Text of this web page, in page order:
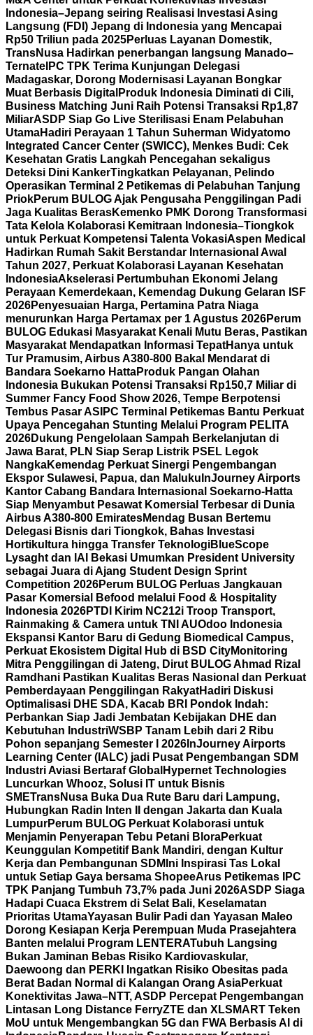
Indonesia–Jepang seiring Realisasi Investasi Asing
Langsung (FDI) Jepang di Indonesia yang Mencapai
Rp50 Triliun pada 2025Perluas Layanan Domestik,
TransNusa Hadirkan penerbangan langsung Manado–
Ternate IPC TPK Terima Kunjungan Delegasi
Madagaskar, Dorong Modernisasi Layanan Bongkar
Muat Berbasis Digital Produk Indonesia Diminati di Cili,
Business Matching Juni Raih Potensi Transaksi Rp1,87
MiliarASDP Siap Go Live Sterilisasi Enam Pelabuhan
UtamaHadiri Perayaan 1 Tahun Suherman Widyatomo
Integrated Cancer Center (SWICC), Menkes Budi: Cek
Kesehatan Gratis Langkah Pencegahan sekaligus
Deteksi Dini KankerTingkatkan Pelayanan, Pelindo
Operasikan Terminal 2 Petikemas di Pelabuhan Tanjung
PriokPerum BULOG Ajak Pengusaha Penggilingan Padi
Jaga Kualitas BerasKemenko PMK Dorong Transformasi
Tata Kelola Kolaborasi Kemitraan Indonesia–Tiongkok
untuk Perkuat Kompetensi Talenta VokasiAspen Medical
Hadirkan Rumah Sakit Berstandar Internasional Awal
Tahun 2027, Perkuat Kolaborasi Layanan Kesehatan
IndonesiaAkselerasi Pertumbuhan Ekonomi Jelang
Perayaan Kemerdekaan, Kemendag Dukung Gelaran ISF
2026Penyesuaian Harga, Pertamina Patra Niaga
menurunkan Harga Pertamax per 1 Agustus 2026Perum
BULOG Edukasi Masyarakat Kenali Mutu Beras, Pastikan
Masyarakat Mendapatkan Informasi TepatHanya untuk
Tur Pramusim, Airbus A380-800 Bakal Mendarat di
Bandara Soekarno HattaProduk Pangan Olahan
Indonesia Bukukan Potensi Transaksi Rp150,7 Miliar di
Summer Fancy Food Show 2026, Tempe Berpotensi
Tembus Pasar AS IPC Terminal Petikemas Bantu Perkuat
Upaya Pencegahan Stunting Melalui Program PELITA
2026Dukung Pengelolaan Sampah Berkelanjutan di
Jawa Barat, PLN Siap Serap Listrik PSEL Legok
NangkaKemendag Perkuat Sinergi Pengembangan
Ekspor Sulawesi, Papua, dan Maluku InJourney Airports
Kantor Cabang Bandara Internasional Soekarno-Hatta
Siap Menyambut Pesawat Komersial Terbesar di Dunia
Airbus A380-800 EmiratesMendag Busan Bertemu
Delegasi Bisnis dari Tiongkok, Bahas Investasi
Hortikultura hingga Transfer TeknologiBlueScope
Lysaght dan IAI Bekasi Umumkan President University
sebagai Juara di Ajang Student Design Sprint
Competition 2026Perum BULOG Perluas Jangkauan
Pasar Komersial Befood melalui Food & Hospitality
Indonesia 2026PTDI Kirim NC212i Troop Transport,
Rainmaking & Camera untuk TNI AUOdoo Indonesia
Ekspansi Kantor Baru di Gedung Biomedical Campus,
Perkuat Ekosistem Digital Hub di BSD CityMonitoring
Mitra Penggilingan di Jateng, Dirut BULOG Ahmad Rizal
Ramdhani Pastikan Kualitas Beras Nasional dan Perkuat
Pemberdayaan Penggilingan RakyatHadiri Diskusi
Optimalisasi DHE SDA, Kacab BRI Pondok Indah:
Perbankan Siap Jadi Jembatan Kebijakan DHE dan
Kebutuhan IndustriWSBP Tanam Lebih dari 2 Ribu
Pohon sepanjang Semester I 2026 InJourney Airports
Learning Center (IALC) jadi Pusat Pengembangan SDM
Industri Aviasi Bertaraf Global Hypernet Technologies
Luncurkan Whooz, Solusi IT untuk Bisnis
SMETransNusa Buka Dua Rute Baru dari Lampung,
Hubungkan Radin Inten II dengan Jakarta dan Kuala
LumpurPerum BULOG Perkuat Kolaborasi untuk
Menjamin Penyerapan Tebu Petani BloraPerkuat
Keunggulan Kompetitif Bank Mandiri, dengan Kultur
Kerja dan Pembangunan SDM Ini Inspirasi Tas Lokal
untuk Setiap Gaya bersama ShopeeArus Petikemas IPC
TPK Panjang Tumbuh 73,7% pada Juni 2026ASDP Siaga
Hadapi Cuaca Ekstrem di Selat Bali, Keselamatan
Prioritas UtamaYayasan Bulir Padi dan Yayasan Maleo
Dorong Kesiapan Kerja Perempuan Muda Prasejahtera
Banten melalui Program LENTERATubuh Langsing
Bukan Jaminan Bebas Risiko Kardiovaskular,
Daewoong dan PERKI Ingatkan Risiko Obesitas pada
Berat Badan Normal di Kalangan Orang AsiaPerkuat
Konektivitas Jawa–NTT, ASDP Percepat Pengembangan
Lintasan Long Distance FerryZTE dan XLSMART Teken
MoU untuk Mengembangkan 5G dan FWA Berbasis AI di